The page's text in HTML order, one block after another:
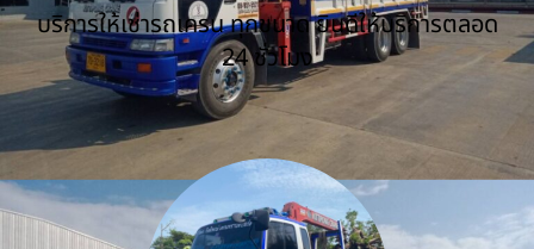
บริการให้เช่ารถเครน ทุกขนาด ยินดีให้บริการตลอด
24 ชั่วโมง